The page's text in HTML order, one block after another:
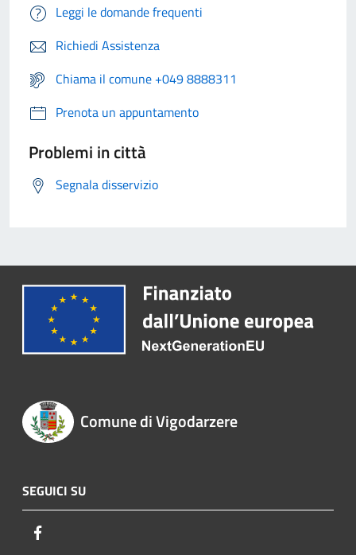
Leggi le domande frequenti
Richiedi Assistenza
Chiama il comune +049 8888311
Prenota un appuntamento
Problemi in città
Segnala disservizio
Comune di Vigodarzere
SEGUICI SU